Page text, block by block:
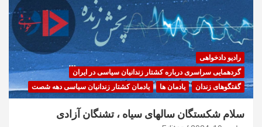
رادیو دادخواهی
گردهمایی سراسری درباره کشتار زندانیان سیاسی در ایران
گفتگوهای زندان
یادمان ها یادمان کشتار زندانیان سیاسی دهه شصت
سلام شکستگان سالهای سیاه ، تشنگان آزادی